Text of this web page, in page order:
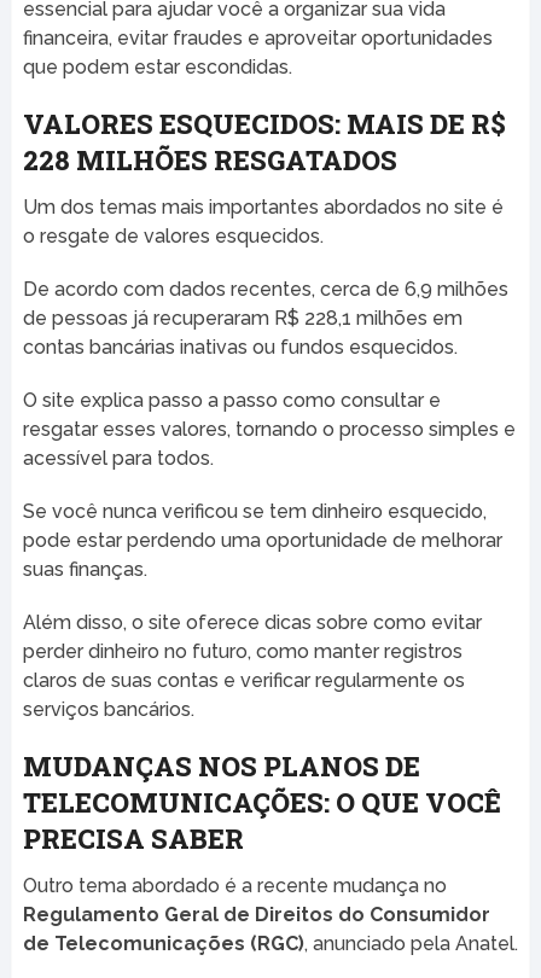
essencial para ajudar você a organizar sua vida
financeira, evitar fraudes e aproveitar oportunidades
que podem estar escondidas.
VALORES ESQUECIDOS: MAIS DE R$
228 MILHÕES RESGATADOS
Um dos temas mais importantes abordados no site é
o resgate de valores esquecidos.
De acordo com dados recentes, cerca de 6,9 milhões
de pessoas já recuperaram R$ 228,1 milhões em
contas bancárias inativas ou fundos esquecidos.
O site explica passo a passo como consultar e
resgatar esses valores, tornando o processo simples e
acessível para todos.
Se você nunca verificou se tem dinheiro esquecido,
pode estar perdendo uma oportunidade de melhorar
suas finanças.
Além disso, o site oferece dicas sobre como evitar
perder dinheiro no futuro, como manter registros
claros de suas contas e verificar regularmente os
serviços bancários.
MUDANÇAS NOS PLANOS DE
TELECOMUNICAÇÕES: O QUE VOCÊ
PRECISA SABER
Outro tema abordado é a recente mudança no
Regulamento Geral de Direitos do Consumidor
de Telecomunicações (RGC), anunciado pela Anatel.